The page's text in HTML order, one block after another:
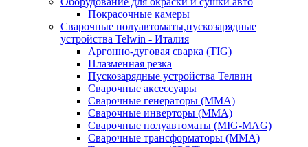
Покрасочные камеры
Сварочные полуавтоматы,пускозарядные
устройства Telwin - Италия
Аргонно-дуговая сварка (TIG)
Плазменная резка
Пускозарядные устройства Телвин
Сварочные аксессуары
Сварочные генераторы (MMA)
Сварочные инверторы (MMA)
Сварочные полуавтоматы (MIG-MAG)
Сварочные трансформаторы (MMA)